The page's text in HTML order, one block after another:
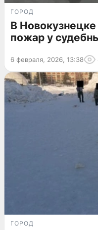
ГОРОД
В
пожар у
6 февраля, 2026, 13:38
ГОРОД